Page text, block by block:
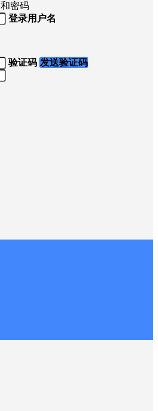
和密码
登录用户名
验证码 发送验证码